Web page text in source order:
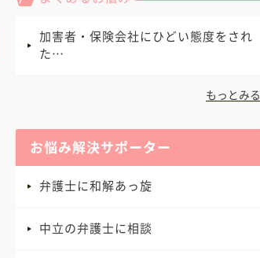
加害者・保険会社にひどい態度をされ
た…
もっとみる
お悩み解決サポーター
弁護士に和解あっ旋
中立の弁護士に相談